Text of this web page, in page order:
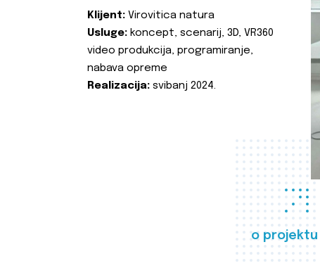
o projektu
Klijent: Virovitica natura
Usluge: koncept, scenarij, 3D, VR360
video produkcija, programiranje,
nabava opreme
Realizacija: svibanj 2024.